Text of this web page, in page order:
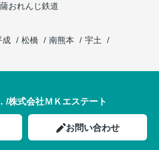
おれんじ鉄道
成 松橋 南熊本
宇土
/株式会社ＭＫエステート
お問い合わせ